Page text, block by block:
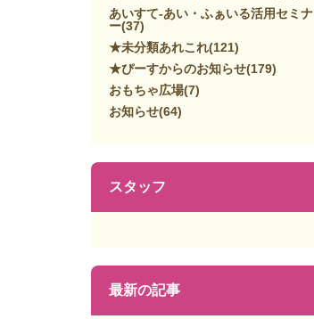
あいすて-あい・ふぁいる活用セミナ
ー(37)
★未分類あれこれ(121)
★ぴーすからのお知らせ(179)
おもちゃ広場(7)
お知らせ(64)
スタッフ
最新の記事